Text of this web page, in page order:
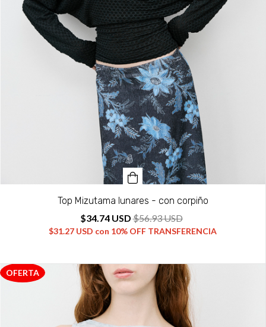
Top Mizutama lunares - con corpiño
$34.74 USD$56.93 USD
$31.27 USD con 10% OFF TRANSFERENCIA